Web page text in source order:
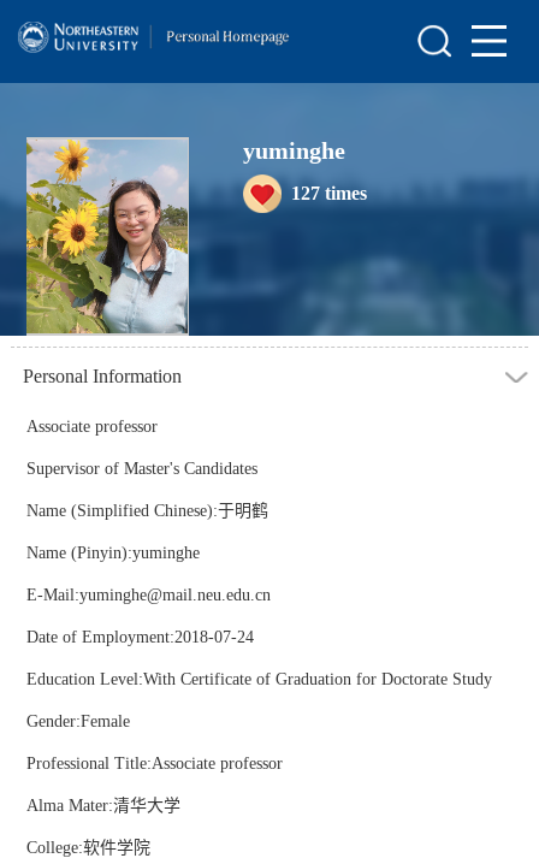
Scientific Research
Awards and Honours
Enrollment Information
yuminghe
127times
Personal Information
Associate professor
Supervisor of Master's Candidates
Name (Simplified Chinese):于明鹤
Name (Pinyin):yuminghe
E-Mail:yuminghe@mail.neu.edu.cn
Date of Employment:2018-07-24
Education Level:With Certificate of Graduation for Doctorate Study
Gender:Female
Professional Title:Associate professor
Alma Mater:清华大学
College:软件学院